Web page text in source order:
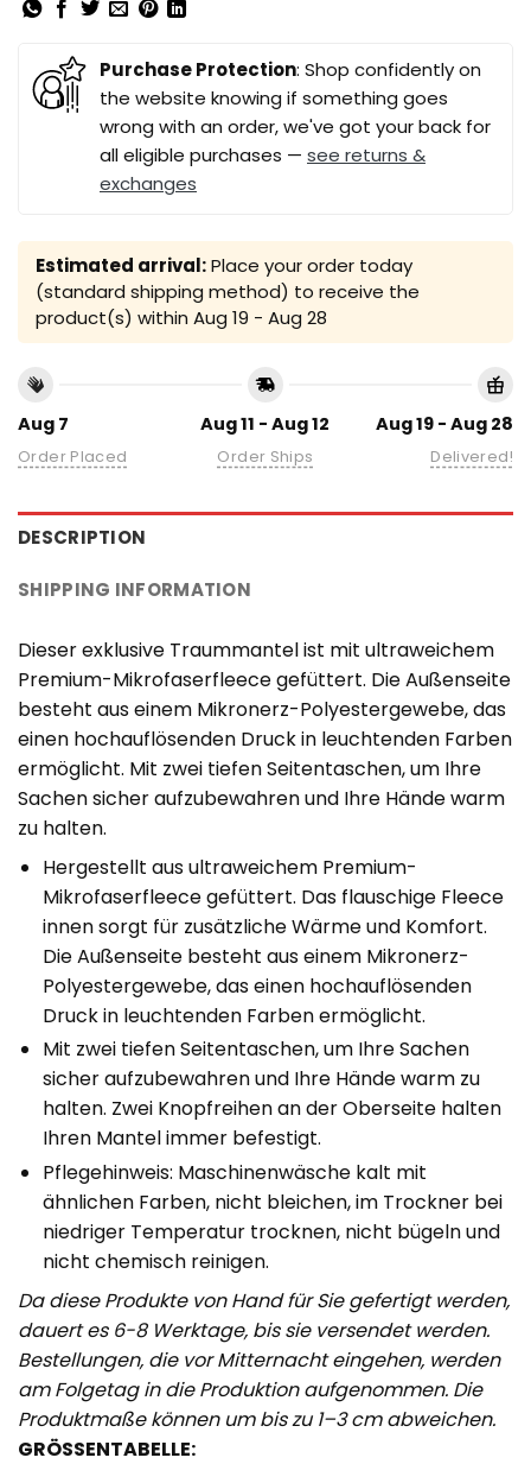
Purchase Protection: Shop confidently on
the website knowing if something goes
wrong with an order, we've got your back for
all eligible purchases — see returns &
exchanges
Estimated arrival:Place your order today
(standard shipping method) to receive the
product(s) within Aug 19 - Aug 28
Aug 7
Order Placed
Aug 11 - Aug 12
Order Ships
Aug 19 - Aug 28
Delivered!
DESCRIPTION
SHIPPING INFORMATION
Dieser exklusive Traummantel ist mit ultraweichem
Premium-Mikrofaserfleece gefüttert. Die Außenseite
besteht aus einem Mikronerz-Polyestergewebe, das
einen hochauflösenden Druck in leuchtenden Farben
ermöglicht. Mit zwei tiefen Seitentaschen, um Ihre
Sachen sicher aufzubewahren und Ihre Hände warm
zu halten.
Hergestellt aus ultraweichem Premium-
Mikrofaserfleece gefüttert. Das flauschige Fleece
innen sorgt für zusätzliche Wärme und Komfort.
Die Außenseite besteht aus einem Mikronerz-
Polyestergewebe, das einen hochauflösenden
Druck in leuchtenden Farben ermöglicht.
Mit zwei tiefen Seitentaschen, um Ihre Sachen
sicher aufzubewahren und Ihre Hände warm zu
halten. Zwei Knopfreihen an der Oberseite halten
Ihren Mantel immer befestigt.
Pflegehinweis: Maschinenwäsche kalt mit
ähnlichen Farben, nicht bleichen, im Trockner bei
niedriger Temperatur trocknen, nicht bügeln und
nicht chemisch reinigen.
Da diese Produkte von Hand für Sie gefertigt werden,
dauert es 6-8 Werktage, bis sie versendet werden.
Bestellungen, die vor Mitternacht eingehen, werden
am Folgetag in die Produktion aufgenommen. Die
Produktmaße können um bis zu 1–3 cm abweichen.
GRÖSSENTABELLE: